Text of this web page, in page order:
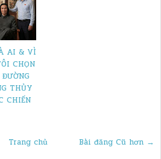
AI & VÌ
CHỌN
THỦY
CHIẾN
Bài đăng Cũ hơn →
Trang chủ